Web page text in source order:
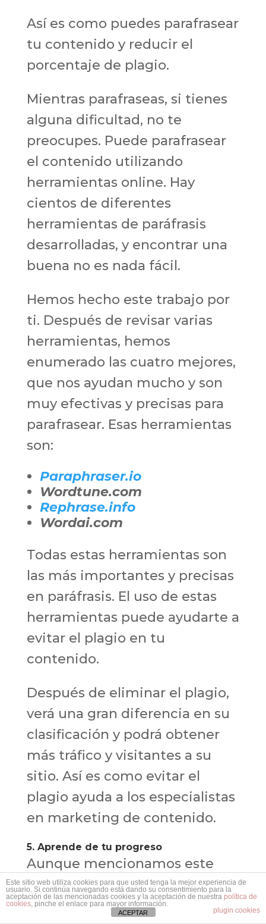
Así es como puedes parafrasear
tu contenido y reducir el
porcentaje de plagio.
Mientras parafraseas, si tienes
alguna dificultad, no te
preocupes. Puede parafrasear
el contenido utilizando
herramientas online. Hay
cientos de diferentes
herramientas de paráfrasis
desarrolladas, y encontrar una
buena no es nada fácil.
Hemos hecho este trabajo por
ti. Después de revisar varias
herramientas, hemos
enumerado las cuatro mejores,
que nos ayudan mucho y son
muy efectivas y precisas para
parafrasear. Esas herramientas
son:
Paraphraser.io
Wordtune.com
Rephrase.info
Wordai.com
Todas estas herramientas son
las más importantes y precisas
en paráfrasis. El uso de estas
herramientas puede ayudarte a
evitar el plagio en tu
contenido.
Después de eliminar el plagio,
verá una gran diferencia en su
clasificación y podrá obtener
más tráfico y visitantes a su
sitio. Así es como evitar el
plagio ayuda a los especialistas
en marketing de contenido.
5. Aprende de tu progreso
Aunque mencionamos este
consejo justo al final, en
realidad es muy importante.
Este sitio web utiliza cookies para que usted tenga la mejor experiencia de
usuario. Si continúa navegando está dando su consentimiento para la
aceptación de las mencionadas cookies y la aceptación de nuestra política de
cookies, pinche el enlace para mayor información.
plugin cookies
ACEPTAR